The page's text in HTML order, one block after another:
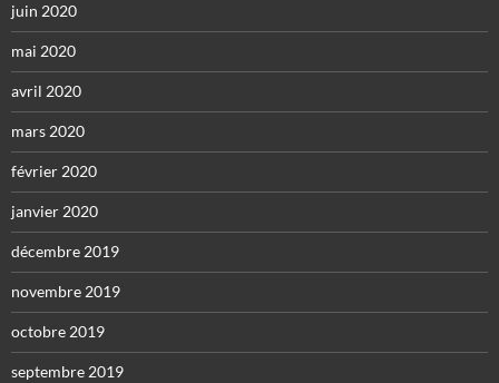
juin 2020
mai 2020
avril 2020
mars 2020
février 2020
janvier 2020
décembre 2019
novembre 2019
octobre 2019
septembre 2019